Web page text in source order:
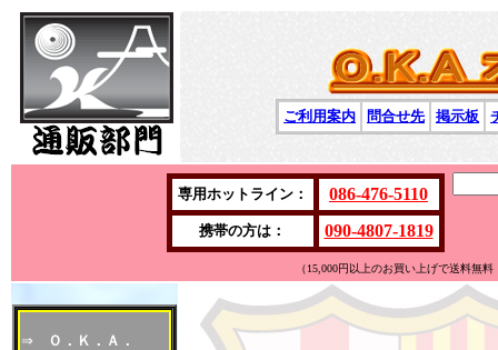
ご利用案内 問合せ先 掲示板
専用ホットライン： 086-476-5110
携帯の方は： 090-4807-1819
（15,000円以上のお買い上げで送料無
⇒
Ｏ．Ｋ．Ａ．